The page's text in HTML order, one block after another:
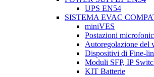
UPS EN54
SISTEMA EVAC
miniVES
Postazioni
Autoregolazione del
Dispositivi di Fine-
Moduli SFP, IP
KIT Batterie